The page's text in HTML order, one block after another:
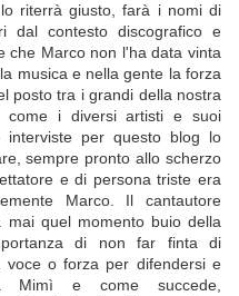
riterrà giusto, farà i nomi di
dal contesto discografico e
che Marco non l'ha data vinta
musica e nella gente la forza
posto tra i grandi della nostra
come i diversi artisti e suoi
interviste per questo blog lo
sempre pronto allo scherzo
e di persona triste era
Marco. Il cantautore
mai quel momento buio della
di non far finta di
o forza per difendersi e
Mimì e come succede,